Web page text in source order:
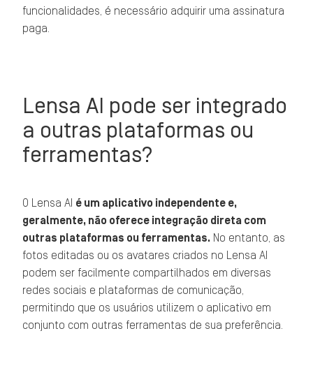
funcionalidades, é necessário adquirir uma assinatura
paga.
Lensa AI pode ser integrado
a outras plataformas ou
ferramentas?
O Lensa AI é um aplicativo independente e,
geralmente, não oferece integração direta com
outras plataformas ou ferramentas. No entanto, as
fotos editadas ou os avatares criados no Lensa AI
podem ser facilmente compartilhados em diversas
redes sociais e plataformas de comunicação,
permitindo que os usuários utilizem o aplicativo em
conjunto com outras ferramentas de sua preferência.